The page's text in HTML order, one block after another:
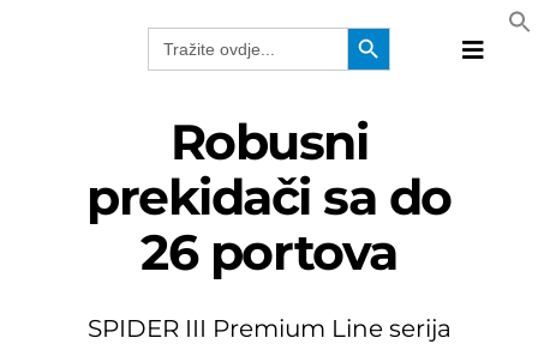
Search
for:
Search Button
Toggle
Robusni
prekidači sa do
26 portova
SPIDER III Premium Line serija